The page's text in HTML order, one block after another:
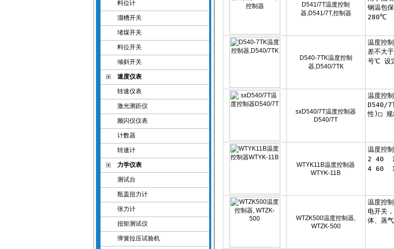
料位计
溜槽开关
堵煤开关
料位开关
倾斜开关
速度仪表
转速仪表
激光测距仪
频闪仪仪表
计数器
转速计
力学仪表
测试台
瓶盖扭力计
张力计
扭矩测试仪
弹簧拉压试验机
D541/7T温度控制
器,D541/7T,控制器
D540-7TK温度控制
器,D540/7TK
sxD540/7T温度控制器
D540/7T
WTYK11B温度控制器
WTYK-11B
WTZK500温度控制器,
WTZK-500